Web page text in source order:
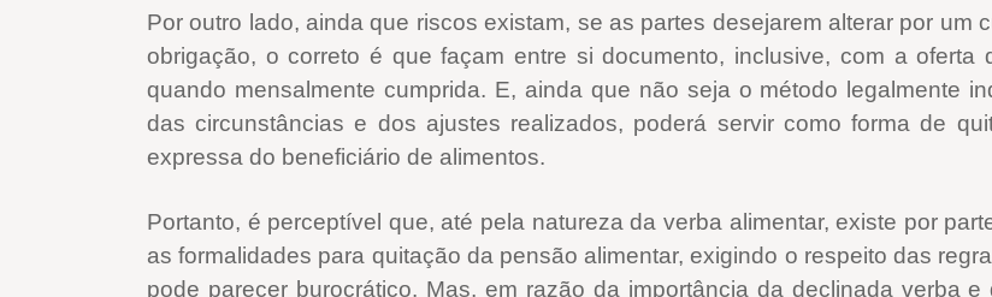
Por outro lado, ainda que riscos existam, se as partes desejarem alterar por um
obrigação, o correto é que façam entre si documento, inclusive, com a
quando mensalmente cumprida. E, ainda que não seja o método legalmente
das circunstâncias e dos ajustes realizados, poderá servir como forma de
expressa do beneficiário de alimentos.
Portanto, é perceptível que, até pela natureza da verba alimentar, existe por
as formalidades para quitação da pensão alimentar, exigindo o respeito das
pode parecer burocrático. Mas, em razão da importância da declinada verba